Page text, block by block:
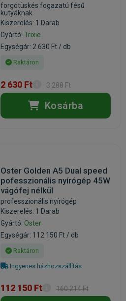
forgótüskés fogazatú fésű
kutyáknak
Kiszerelés: 1 Darab
Gyártó: Trixie
Egységár: 2 630 Ft / db
Raktáron
2 630 Ft 3 288 Ft
Kosárba
Oster Golden A5 Dual speed
pofesszionális nyírógép 45W
vágófej nélkül
professzionális nyírógép
Kiszerelés: 1 Darab
Gyártó: Oster
Egységár: 112 150 Ft / db
Raktáron
Ingyenes házhozszállítás
112 150 Ft 160 214 Ft